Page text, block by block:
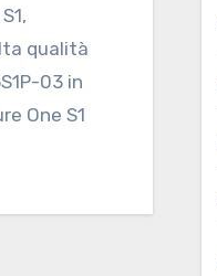
qualità
03 in
One S1